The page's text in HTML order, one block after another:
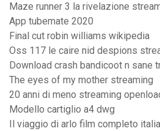
Maze runner 3 la rivelazione
App tubemate 2020
Final cut robin williams wikipedia
Oss 117 le caire nid despions
Download crash bandicoot n sane
The eyes of my mother streaming
20 anni di meno streaming
Modello cartiglio a4 dwg
Il viaggio di arlo film completo